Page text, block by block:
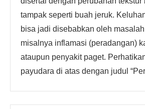
tampak seperti buah jeruk.
bisa jadi disebabkan oleh
misalnya inflamasi (peradangan)
ataupun penyakit paget.
payudara di atas dengan judul